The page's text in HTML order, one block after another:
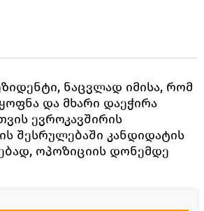
ნაცვლად იმისა, რომ
და მხარი დაეჭირა
ევროკავშირის
შესრულებაში კანდიდატის
ოპოზიციის დონემდე